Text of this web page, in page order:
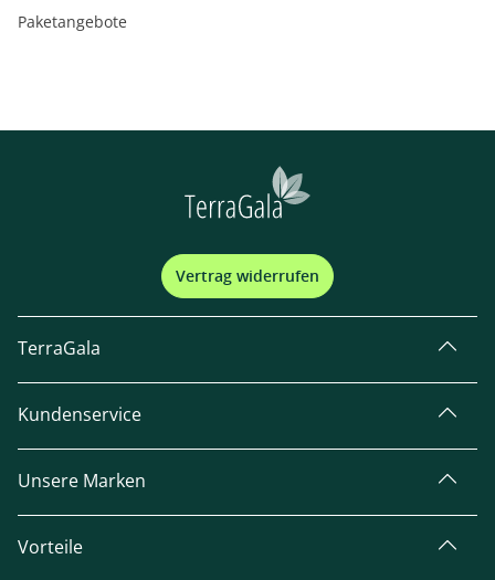
Paketangebote
Vertrag widerrufen
TerraGala
Kundenservice
Unsere Marken
Vorteile